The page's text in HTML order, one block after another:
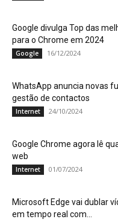
Google divulga Top das
para o Chrome em 2024
Google 16/12/2024
WhatsApp anuncia novas
gestão de contactos
Internet 24/10/2024
Google Chrome agora lê
web
Internet 01/07/2024
Microsoft Edge vai dublar
em tempo real com...